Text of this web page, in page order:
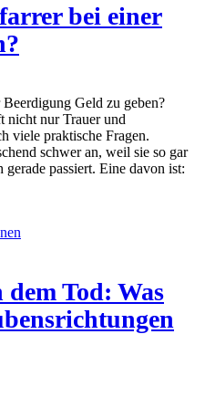
bei einer
Geld zu geben?
nicht nur Trauer und
viele praktische Fragen.
schwer an, weil sie so gar
passiert. Eine davon ist:
dem Tod: Was